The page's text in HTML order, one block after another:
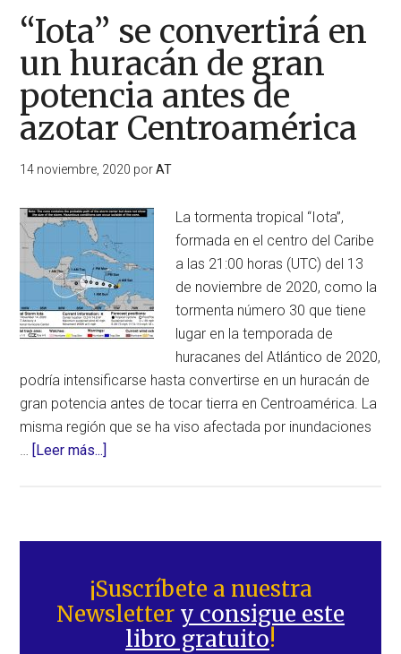
“Iota” se convertirá en
un huracán de gran
potencia antes de
azotar Centroamérica
14 noviembre, 2020 porAT
La tormenta tropical “Iota”,
formada en el centro del Caribe
a las 21:00 horas (UTC) del 13
de noviembre de 2020, como la
tormenta número 30 que tiene
lugar en la temporada de
huracanes del Atlántico de 2020,
podría intensificarse hasta convertirse en un huracán de
gran potencia antes de tocar tierra en Centroamérica. La
misma región que se ha viso afectada por inundaciones
… [Leer más...]
convertirá
un
huracán
lateral
principal
¡Suscríbete a nuestra
Newsletter y consigue este
libro gratuito!